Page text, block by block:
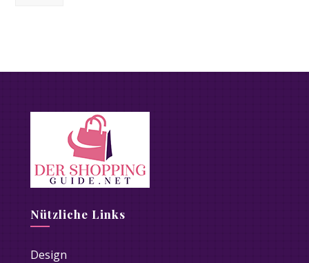
Nützliche Links
Design